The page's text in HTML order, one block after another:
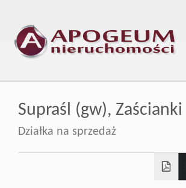
Supraśl (gw), Zaścianki
Działka na sprzedaż